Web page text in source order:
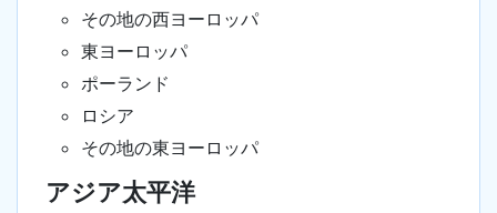
その地の西ヨーロッパ
東ヨーロッパ
ポーランド
ロシア
その地の東ヨーロッパ
アジア太平洋